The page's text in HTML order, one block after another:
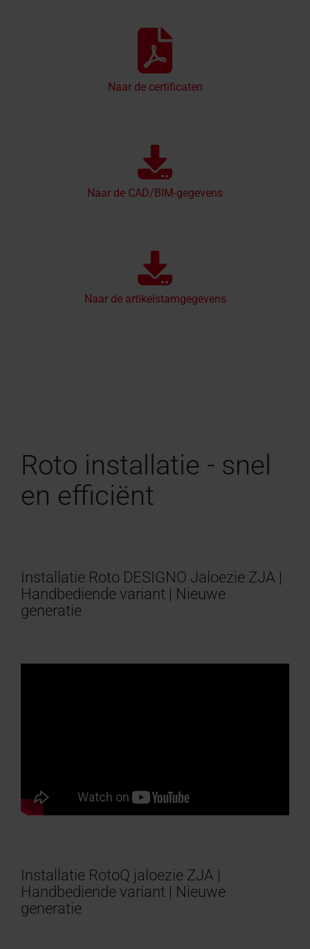
Naar de certificaten
Naar de CAD/BIM-gegevens
Naar de artikelstamgegevens
Roto installatie - snel
en efficiënt
Installatie Roto DESIGNO Jaloezie ZJA |
Handbediende variant | Nieuwe
generatie
Installatie RotoQ jaloezie ZJA |
Handbediende variant | Nieuwe
generatie